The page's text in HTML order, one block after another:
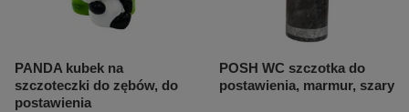
PANDA kubek na
szczoteczki do zębów, do
postawienia
POSH WC szczotka do
postawienia, marmur, szary